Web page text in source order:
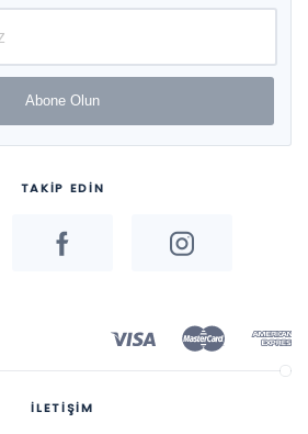
Abone Olun
TAKİP EDİN
İLETİŞİM